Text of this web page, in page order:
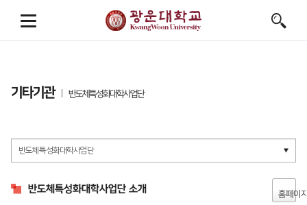
기타기관 반도체특성화대학사업단
반도체특성화대학사업단 소개 홈페이